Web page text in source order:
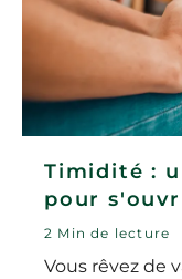
Timidité :
pour
2 Min de lecture
Vous rêvez de